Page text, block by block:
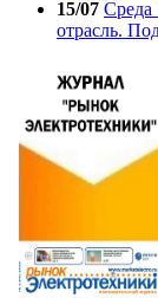
15/07 Среда
отрасль.